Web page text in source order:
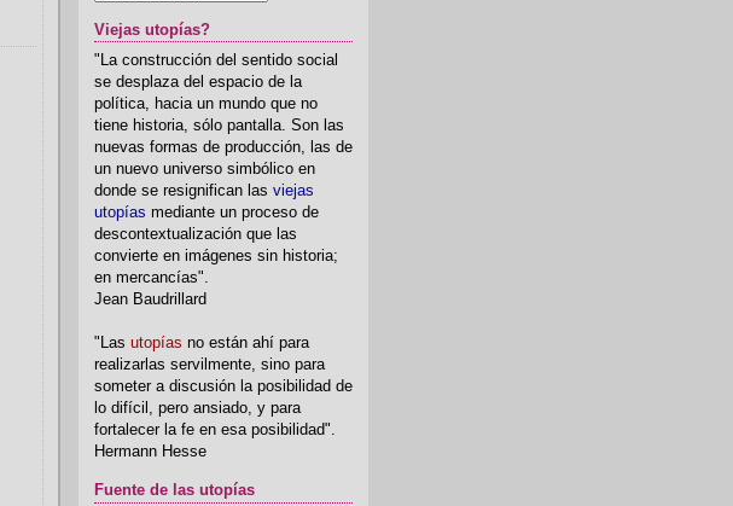
Viejas utopías?
"La construcción del sentido social
se desplaza del espacio de la
política, hacia un mundo que no
tiene historia, sólo pantalla. Son las
nuevas formas de producción, las de
un nuevo universo simbólico en
donde se resignifican las viejas
utopías mediante un proceso de
descontextualización que las
convierte en imágenes sin historia;
en mercancías".
Jean Baudrillard
"Las utopías no están ahí para
realizarlas servilmente, sino para
someter a discusión la posibilidad de
lo difícil, pero ansiado, y para
fortalecer la fe en esa posibilidad".
Hermann Hesse
Fuente de las utopías